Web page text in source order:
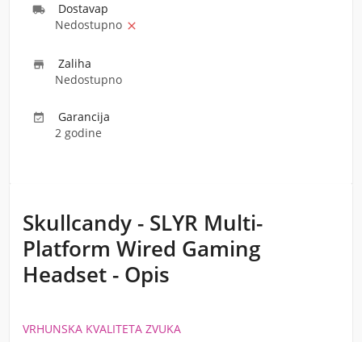
 Dostavap
Nedostupno 

Zaliha
Nedostupno

Garancija
2 godine
Skullcandy - SLYR Multi-
Platform Wired Gaming
Headset - Opis
VRHUNSKA KVALITETA ZVUKA